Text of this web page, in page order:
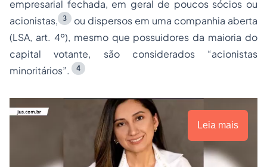
empresarial fechada, em geral de poucos sócios ou
acionistas,
3
ou dispersos em uma companhia aberta
(LSA, art. 4º), mesmo que possuidores da maioria do
capital votante, são considerados “acionistas
minoritários”.
4
Leia mais